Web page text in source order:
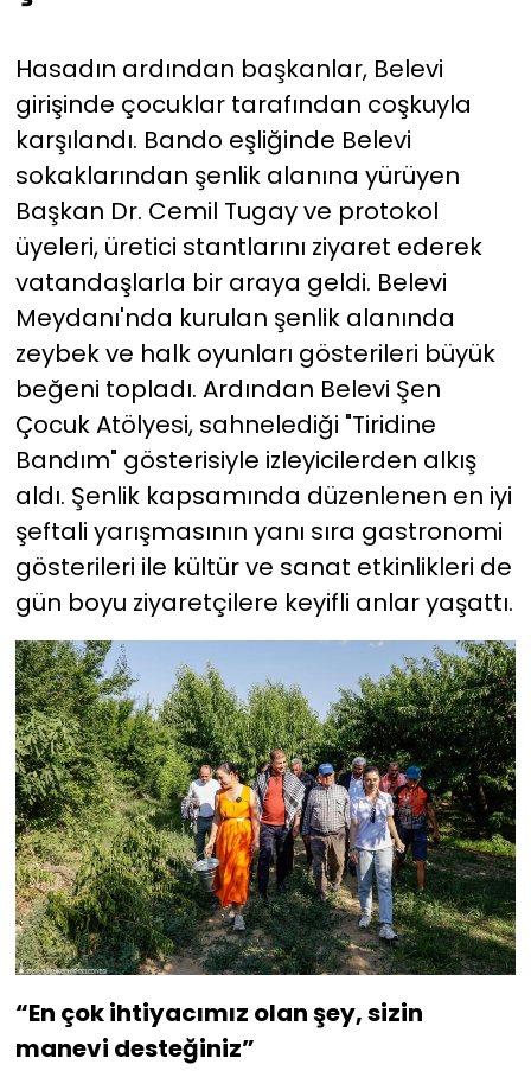
Hasadın ardından başkanlar, Belevi
girişinde çocuklar tarafından coşkuyla
karşılandı. Bando eşliğinde Belevi
sokaklarından şenlik alanına yürüyen
Başkan Dr. Cemil Tugay ve protokol
üyeleri, üretici stantlarını ziyaret ederek
vatandaşlarla bir araya geldi. Belevi
Meydanı'nda kurulan şenlik alanında
zeybek ve halk oyunları gösterileri büyük
beğeni topladı. Ardından Belevi Şen
Çocuk Atölyesi, sahnelediği "Tiridine
Bandım" gösterisiyle izleyicilerden alkış
aldı. Şenlik kapsamında düzenlenen en iyi
şeftali yarışmasının yanı sıra gastronomi
gösterileri ile kültür ve sanat etkinlikleri de
gün boyu ziyaretçilere keyifli anlar yaşattı.
“En çok ihtiyacımız olan şey, sizin
manevi desteğiniz”